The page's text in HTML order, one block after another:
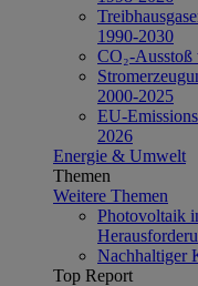
1990-2030
CO₂-
2000-2025
EU-
2026
Energie & Umwelt
Themen
Weitere Themen
Photovoltaik
Nachhaltiger
Top Report